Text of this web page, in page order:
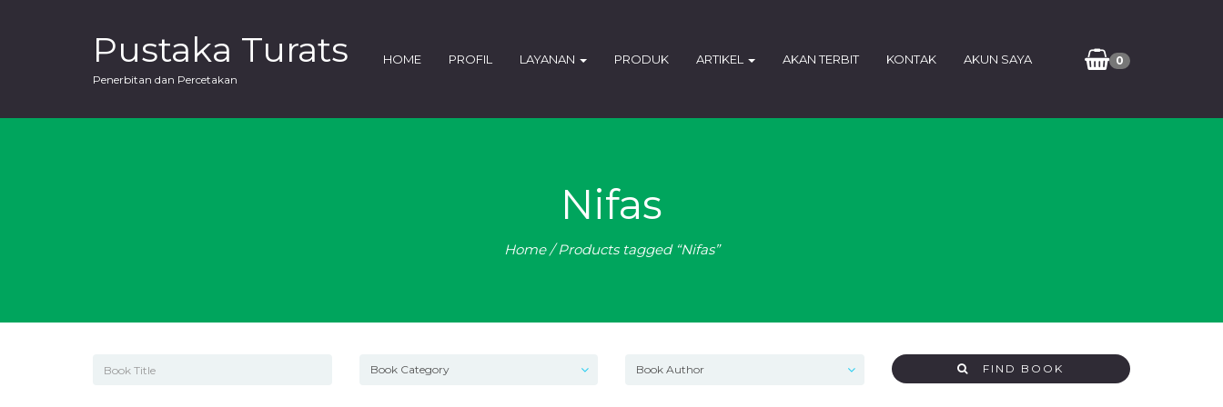
Pustaka Turats
Penerbitan dan Percetakan
0
HOME PROFIL LAYANAN PRODUK ARTIKEL AKAN TERBIT KONTAK AKUN SAYA
Nifas
Home/ Products tagged “Nifas”
FIND BOOK